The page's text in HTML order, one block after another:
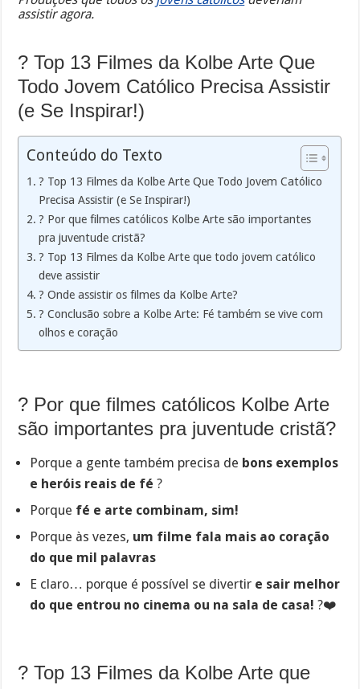
assistir agora.
? Top 13 Filmes da Kolbe Arte Que
Todo Jovem Católico Precisa Assistir
(e Se Inspirar!)
Conteúdo do Texto
? Top 13 Filmes da Kolbe Arte Que Todo Jovem Católico
Precisa Assistir (e Se Inspirar!)
? Por que filmes católicos Kolbe Arte são importantes
pra juventude cristã?
? Top 13 Filmes da Kolbe Arte que todo jovem católico
deve assistir
? Onde assistir os filmes da Kolbe Arte?
? Conclusão sobre a Kolbe Arte: Fé também se vive com
olhos e coração
? Por que filmes católicos Kolbe Arte
são importantes pra juventude cristã?
Porque a gente também precisa de bons exemplos
e heróis reais de fé ?
Porque fé e arte combinam, sim!
Porque às vezes, um filme fala mais ao coração
do que mil palavras
E claro… porque é possível se divertir e sair melhor
do que entrou no cinema ou na sala de casa! ?❤️
? Top 13 Filmes da Kolbe Arte que